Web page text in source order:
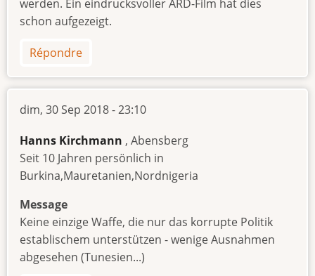
werden. Ein eindrucksvoller ARD-Film hat dies
schon aufgezeigt.
Répondre
dim, 30 Sep 2018 - 23:10
Hanns Kirchmann , Abensberg
Seit 10 Jahren persönlich in
Burkina,Mauretanien,Nordnigeria
Message
Keine einzige Waffe, die nur das korrupte Politik
establischem unterstützen - wenige Ausnahmen
abgesehen (Tunesien...)